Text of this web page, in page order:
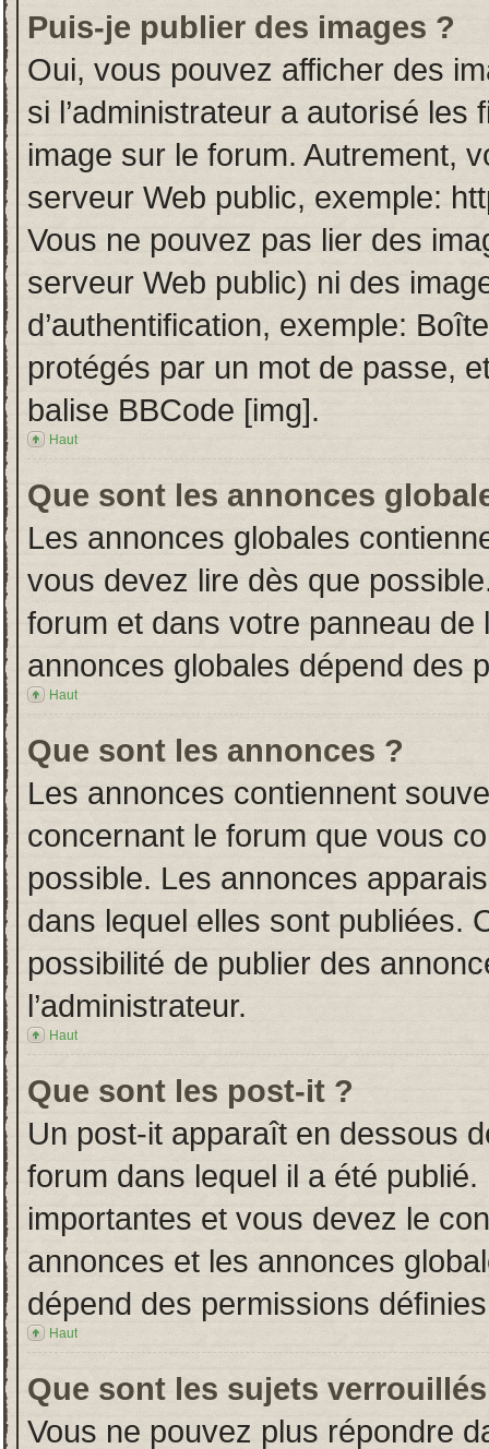
Puis-je publier des images ?
Oui, vous pouvez afficher des
si l’administrateur a autorisé
image sur le forum. Autrement,
serveur Web public, exemple:
Vous ne pouvez pas lier des
serveur Web public) ni des
d’authentification, exemple:
protégés par un mot de passe,
balise BBCode [img].
Haut
Que sont les annonces
Les annonces globales
vous devez lire dès que
forum et dans votre panneau de
annonces globales dépend des
Haut
Que sont les annonces ?
Les annonces contiennent
concernant le forum que vous
possible. Les annonces
dans lequel elles sont publiées.
possibilité de publier des
l’administrateur.
Haut
Que sont les post-it ?
Un post-it apparaît en dessous
forum dans lequel il a été
importantes et vous devez le
annonces et les annonces
dépend des permissions
Haut
Que sont les sujets
Vous ne pouvez plus répondre